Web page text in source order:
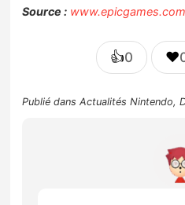
Source : www.epicgames.com
👍0 ❤️
Publié dansActualités Nintendo,